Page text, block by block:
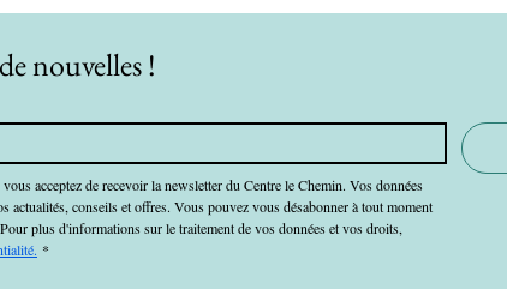
nouvelles !
acceptez de recevoir la newsletter du Centre le Chemin. Vos données
actualités, conseils et offres. Vous pouvez vous désabonner à tout moment
plus d'informations sur le traitement de vos données et vos droits,
*